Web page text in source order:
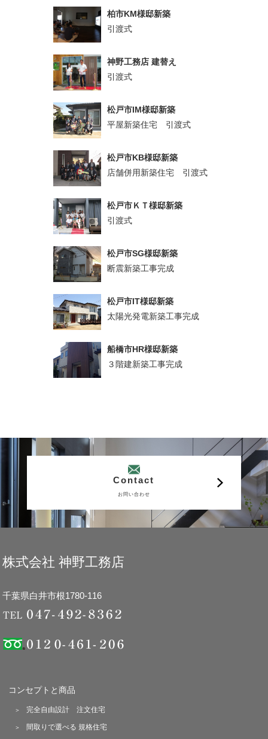
柏市KM様邸新築
引渡式
神野工務店 建替え
引渡式
松戸市IM様邸新築
平屋新築住宅 引渡式
松戸市KB様邸新築
店舗併用新築住宅 引渡式
松戸市ＫＴ様邸新築
引渡式
松戸市SG様邸新築
断震新築工事完成
松戸市IT様邸新築
太陽光発電新築工事完成
船橋市HR様邸新築
３階建新築工事完成
Contact
お問い合わせ
株式会社 神野工務店
千葉県白井市根1780-116
コンセプトと商品
完全自由設計 注文住宅
間取りで選べる 規格住宅